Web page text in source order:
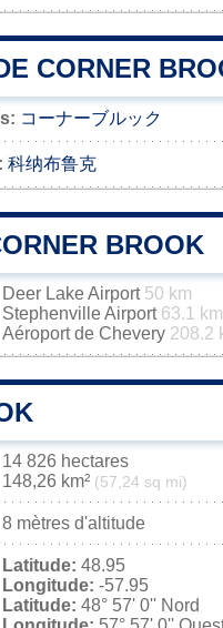
CORNER
コーナーブルック
科纳布鲁克
BROOK
Deer Lake Airport 50 km
Stephenville Airport 63.1 km
Aéroport de Chevery 208.2
14 826 hectares
148,26 km² (57,24 sq mi)
8 mètres d'altitude
Latitude: 48.95
Longitude: -57.95
Latitude: 48° 57' 0'' Nord